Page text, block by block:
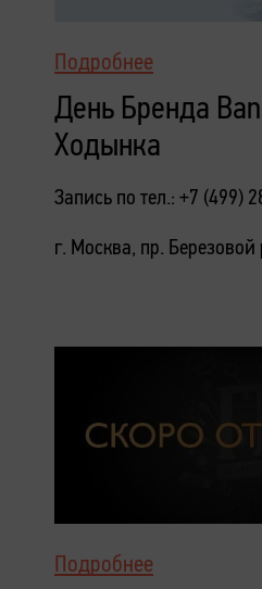
Подробнее
День Бренда
Ходынка
Запись по тел.: +7 (499)
г. Москва, пр.
Подробнее